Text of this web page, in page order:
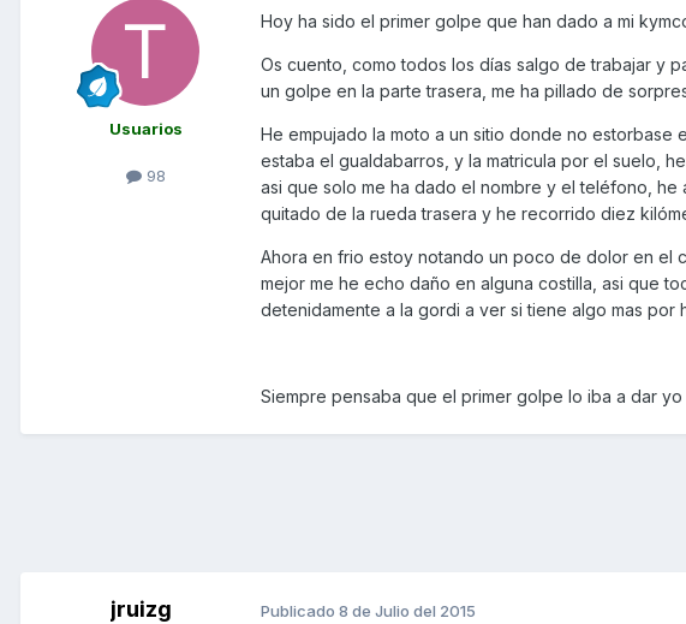
Usuarios
98
Hoy ha sido el primer golpe que han dado a mi
Os cuento, como todos los días salgo de trabajar y
un golpe en la parte trasera, me ha pillado de
He empujado la moto a un sitio donde no
estaba el gualdabarros, y la matricula por el suelo,
asi que solo me ha dado el nombre y el teléfono,
quitado de la rueda trasera y he recorrido diez
Ahora en frio estoy notando un poco de dolor en el
mejor me he echo daño en alguna costilla, asi que
detenidamente a la gordi a ver si tiene algo mas por
Siempre pensaba que el primer golpe lo iba a dar yo
jruizg Publicado 8 de Julio del 2015